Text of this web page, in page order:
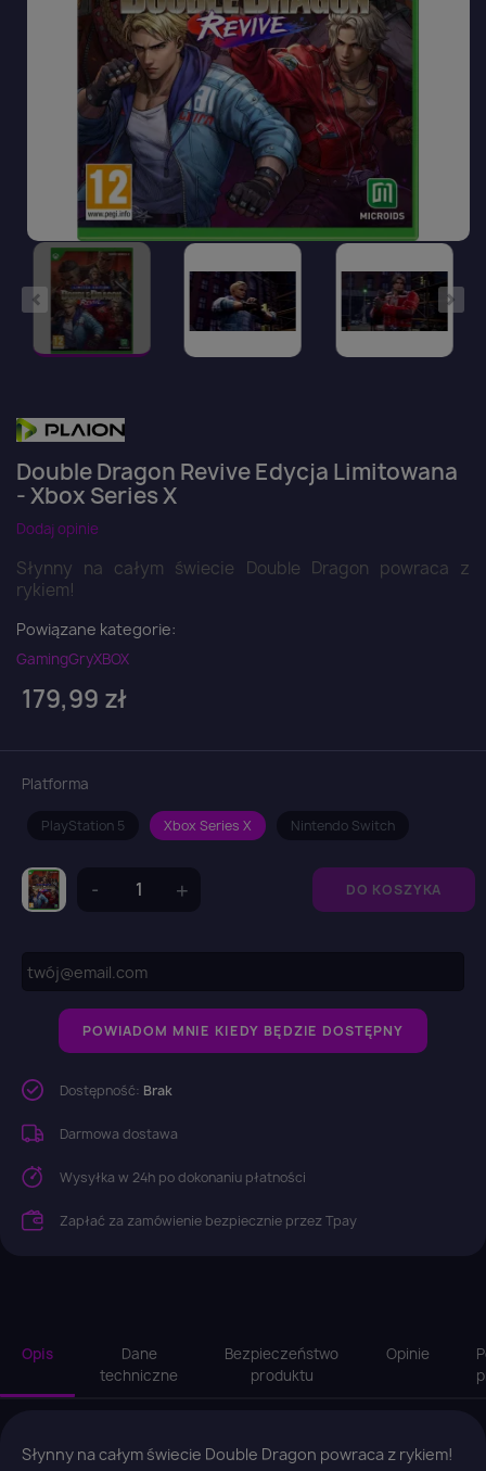
Double Dragon Revive Edycja Limitowana
- Xbox Series X
Dodaj opinie
Słynny na całym świecie Double Dragon powraca z
rykiem!
Powiązane kategorie:
GamingGryXBOX
179,99 zł
Platforma
PlayStation 5 Xbox Series X Nintendo Switch
DO KOSZYKA
POWIADOM MNIE KIEDY BĘDZIE DOSTĘPNY
Dostępność: Brak
Darmowa dostawa
Wysyłka w 24h po dokonaniu płatności
Zapłać za zamówienie bezpiecznie przez Tpay
Opis
Dane
techniczne
Bezpieczeństwo
produktu
Opinie
Słynny na całym świecie Double Dragon powraca z rykiem!